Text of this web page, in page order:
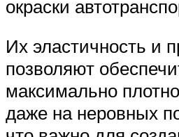
окраски
Их эластичность и
позволяют
максимально
даже на неровных